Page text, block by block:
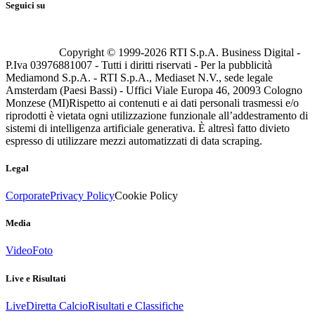
Seguici su
Copyright © 1999-2026 RTI S.p.A. Business Digital -
P.Iva 03976881007 - Tutti i diritti riservati - Per la pubblicità
Mediamond S.p.A. - RTI S.p.A., Mediaset N.V., sede legale
Amsterdam (Paesi Bassi) - Uffici Viale Europa 46, 20093 Cologno
Monzese (MI)Rispetto ai contenuti e ai dati personali trasmessi e/o
riprodotti è vietata ogni utilizzazione funzionale all’addestramento di
sistemi di intelligenza artificiale generativa. È altresì fatto divieto
espresso di utilizzare mezzi automatizzati di data scraping.
Legal
CorporatePrivacy PolicyCookie Policy
Media
VideoFoto
Live e Risultati
LiveDiretta CalcioRisultati e Classifiche